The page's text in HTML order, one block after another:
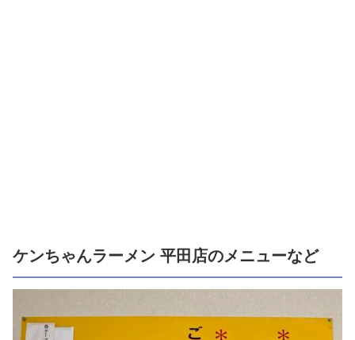
ケンちゃんラーメン 平田店のメニューなど